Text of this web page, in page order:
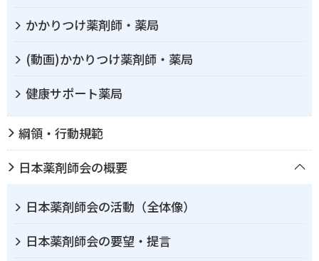
かかりつけ薬剤師・薬局
(動画)かかりつけ薬剤師・薬局
健康サポート薬局
綱領・行動規範
日本薬剤師会の概要
日本薬剤師会の活動（全体像）
日本薬剤師会の要望・提言